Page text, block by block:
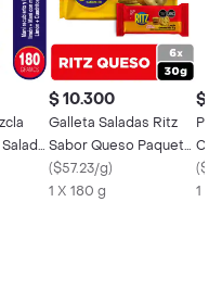
$ 10.300
Galleta Saladas Ritz
Sabor Queso Paquete
6 Und 180 g
($57.23/g)
1 X 180 g
$
g
(
1 x